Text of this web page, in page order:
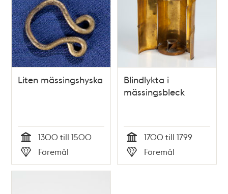
Liten mässingshyska
Tid
1300 till 1500
Typ
Föremål
Blindlykta i
mässingsbleck
Tid
1700 till 1799
Typ
Föremål